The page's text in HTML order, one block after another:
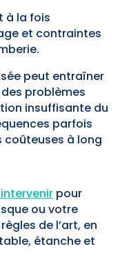
à la fois
et contraintes
peut entraîner
des problèmes
insuffisante du
parfois
coûteuses à long
pour
ou votre
de l’art, en
étanche et